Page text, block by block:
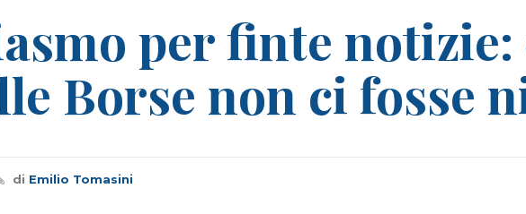
per finte notizie:
Borse non ci fosse
di Emilio Tomasini